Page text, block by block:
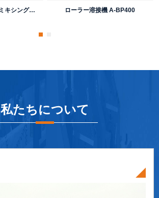
800Lプラウ＆レーキミキシングマシン ローラー溶接機 A-BP400
私たちについて